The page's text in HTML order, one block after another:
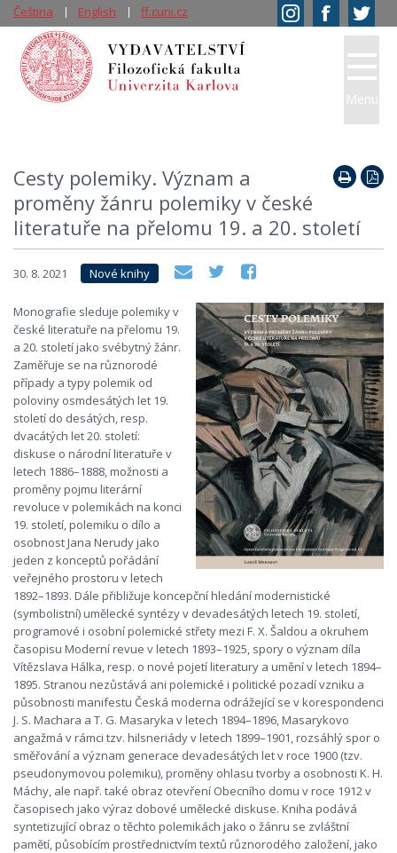
Cesty polemiky. Význam a
proměny žánru polemiky v české
literatuře na přelomu 19. a 20. století
30. 8. 2021 Nové knihy
Monografie sleduje polemiky v
české literatuře na přelomu 19.
a 20. století jako svébytný žánr.
Zaměřuje se na různorodé
případy a typy polemik od
poloviny osmdesátých let 19.
století do desátých, resp.
dvacátých let 20. století:
diskuse o národní literatuře v
letech 1886–1888, možnosti a
proměny pojmu literární
revoluce v polemikách na konci
19. století, polemiku o dílo a
osobnost Jana Nerudy jako
jeden z konceptů pořádání
veřejného prostoru v letech
1892–1893. Dále přibližuje koncepční hledání modernistické
(symbolistní) umělecké syntézy v devadesátých letech 19. století,
programové i osobní polemické střety mezi F. X. Šaldou a okruhem
časopisu Moderní revue v letech 1893–1925, spory o význam díla
Vítězslava Hálka, resp. o nové pojetí literatury a umění v letech 1894–
1895. Stranou nezůstává ani polemické i politické pozadí vzniku a
působnosti manifestu Česká moderna odrážející se v korespondenci
J. S. Machara a T. G. Masaryka v letech 1894–1896, Masarykovo
angažmá v rámci tzv. hilsneriády v letech 1899–1901, rozsáhlý spor o
směřování a význam generace devadesátých let v roce 1900 (tzv.
pseudonymovou polemiku), proměny ohlasu tvorby a osobnosti K. H.
Máchy, ale např. také obraz otevření Obecního domu v roce 1912 v
časopisech jako výraz dobové umělecké diskuse. Kniha podává
syntetizující obraz o těchto polemikách jako o žánru se zvláštní
pamětí, působícím prostřednictvím textů různorodého založení, jako
Menu
Čeština English ff.cuni.cz